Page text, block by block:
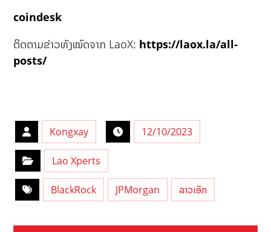
coindesk
ຕິດຕາມຂ່າວທັງໝົດຈາກ LaoX: https://laox.la/all-
posts/
Kongxay 12/10/2023
Lao Xperts
BlackRock JPMorgan ລາວເອັກ